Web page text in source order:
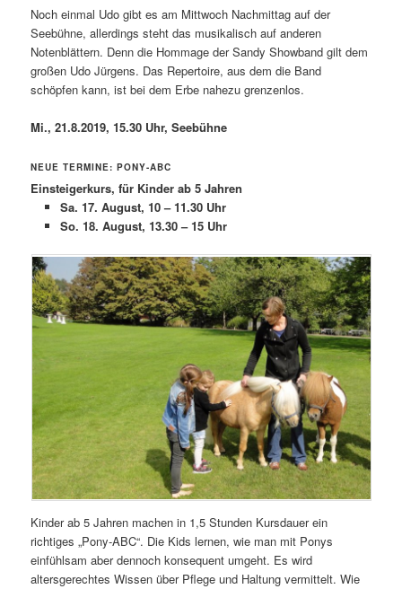
Noch einmal Udo gibt es am Mittwoch Nachmittag auf der
Seebühne, allerdings steht das musikalisch auf anderen
Notenblättern. Denn die Hommage der Sandy Showband gilt dem
großen Udo Jürgens. Das Repertoire, aus dem die Band
schöpfen kann, ist bei dem Erbe nahezu grenzenlos.
Mi., 21.8.2019, 15.30 Uhr, Seebühne
NEUE TERMINE: PONY-ABC
Einsteigerkurs, für Kinder ab 5 Jahren
Sa. 17. August, 10 – 11.30 Uhr
So. 18. August, 13.30 – 15 Uhr
Kinder ab 5 Jahren machen in 1,5 Stunden Kursdauer ein
richtiges „Pony-ABC“. Die Kids lernen, wie man mit Ponys
einfühlsam aber dennoch konsequent umgeht. Es wird
altersgerechtes Wissen über Pflege und Haltung vermittelt. Wie